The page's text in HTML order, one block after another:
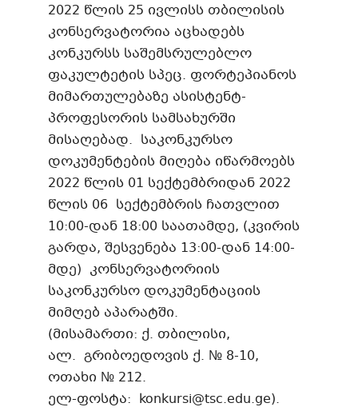
2022 წლის 25 ივლისს თბილისის
კონსერვატორია აცხადებს
კონკურსს საშემსრულებლო
ფაკულტეტის სპეც. ფორტეპიანოს
მიმართულებაზე ასისტენტ-
პროფესორის სამსახურში
მისაღებად. საკონკურსო
დოკუმენტების მიღება იწარმოებს
2022 წლის 01 სექტემბრიდან 2022
წლის 06 სექტემბრის ჩათვლით
10:00-დან 18:00 საათამდე, (კვირის
გარდა, შესვენება 13:00-დან 14:00-
მდე) კონსერვატორიის
საკონკურსო დოკუმენტაციის
მიმღებ აპარატში.
(მისამართი: ქ. თბილისი,
ალ. გრიბოედოვის ქ. № 8-10,
ოთახი № 212.
ელ-ფოსტა: konkursi@tsc.edu.ge).